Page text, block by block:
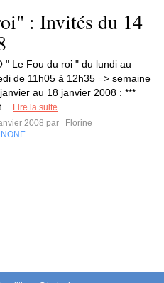
: Invités du 14
" Le Fou du roi " du lundi au
de 11h05 à 12h35 => semaine
au 18 janvier 2008 : ***
Lire la suite
2008 par
Florine
NONE